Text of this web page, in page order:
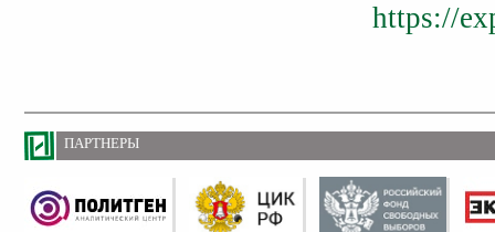
https://
ПАРТНЕРЫ